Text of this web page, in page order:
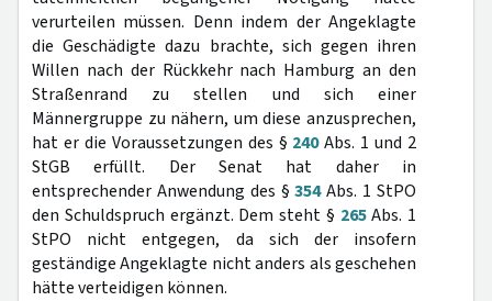
verurteilen müssen. Denn indem der Angeklagte
die Geschädigte dazu brachte, sich gegen ihren
Willen nach der Rückkehr nach Hamburg an den
Straßenrand zu stellen und sich einer
Männergruppe zu nähern, um diese anzusprechen,
hat er die Voraussetzungen des § 240Abs. 1 und 2
StGB erfüllt. Der Senat hat daher in
entsprechender Anwendung des §354Abs. 1 StPO
den Schuldspruch ergänzt. Dem steht § 265Abs. 1
StPO nicht entgegen, da sich der insofern
geständige Angeklagte nicht anders als geschehen
hätte verteidigen können.